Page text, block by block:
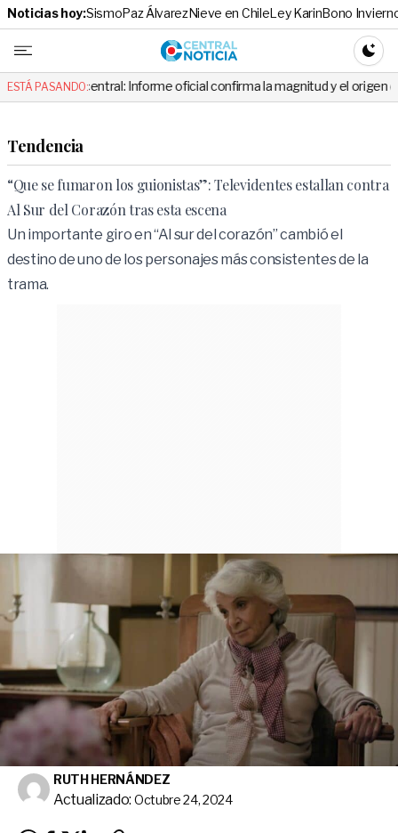
Noticias hoy:SismoPaz ÁlvarezNieve en ChileLey KarinBono
Central
ESTÁ PASANDO:
Informe oficial confirma la magnitud y el origen del temblor
Tendencia
“Que se fumaron los guionistas”: Televidentes estallan contra
Al Sur del Corazón tras esta escena
Un importante giro en “Al sur del corazón” cambió el
destino de uno de los personajes más consistentes de la
trama.
RUTH HERNÁNDEZ
Actualizado: Octubre 24, 2024